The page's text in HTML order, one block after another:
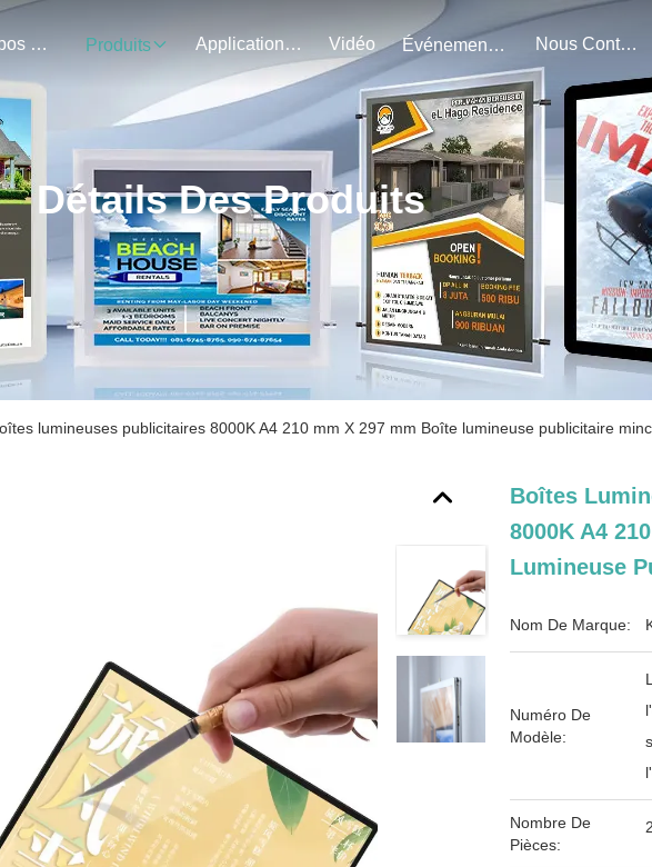
À Propos De Nous Produits Application Du Projet Vidéo Événements Nous Contacter
Détails Des Produits
lumineuses publicitaires 8000K A4 210 mm X 297 mm Boîte lumineuse publicitaire
Boîtes
8000K A4
Lumineuse
Nom De Marque:
Numéro De
Modèle:
Nombre De
Pièces: